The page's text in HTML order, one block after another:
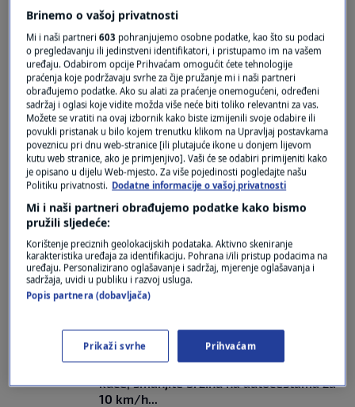
Oglas
"PUNO JE MRAČNIH PROGNOZA"
Kako bi rat u Iranu mogao završiti?
Postoje tri scenarija
SVIJET
NAFTNI ŠOK ZBOG IRANA
Cijene goriva u Europi divljaju, pola čine
porezi: Evo gdje vozači plaćaju najviše
EKONOMIJA
Međunarodna energetska agencija
predlaže hitne mjere: Uvedite rad od
kuće, smanjite brzinu na autocestama za
10 km/h...
Brinemo o vašoj privatnosti
Mi i naši partneri603 pohranjujemo osobne podatke, kao što su podaci
o pregledavanju ili jedinstveni identifikatori, i pristupamo im na vašem
uređaju. Odabirom opcije Prihvaćam omogućit ćete tehnologije
praćenja koje podržavaju svrhe za čije pružanje mi i naši partneri
obrađujemo podatke. Ako su alati za praćenje onemogućeni, određeni
sadržaj i oglasi koje vidite možda više neće biti toliko relevantni za vas.
Možete se vratiti na ovaj izbornik kako biste izmijenili svoje odabire ili
povukli pristanak u bilo kojem trenutku klikom na Upravljaj postavkama
poveznicu pri dnu web-stranice [ili plutajuće ikone u donjem lijevom
kutu web stranice, ako je primjenjivo]. Vaši će se odabiri primijeniti kako
je opisano u dijelu Web-mjesto. Za više pojedinosti pogledajte našu
Politiku privatnosti. Dodatne informacije o vašoj privatnosti
Mi i naši partneri obrađujemo podatke kako bismo
pružili sljedeće:
Korištenje preciznih geolokacijskih podataka. Aktivno skeniranje
karakteristika uređaja za identifikaciju. Pohrana i/ili pristup podacima na
uređaju. Personalizirano oglašavanje i sadržaj, mjerenje oglašavanja i
sadržaja, uvidi u publiku i razvoj usluga.
Popis partnera (dobavljača)
Prikaži svrhe Prihvaćam